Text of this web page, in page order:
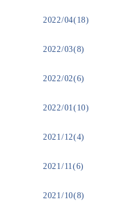
2022/04(18)
2022/03(8)
2022/02(6)
2022/01(10)
2021/12(4)
2021/11(6)
2021/10(8)